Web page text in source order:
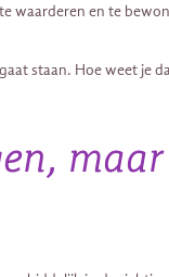
waarderen en te
staan. Hoe weet je